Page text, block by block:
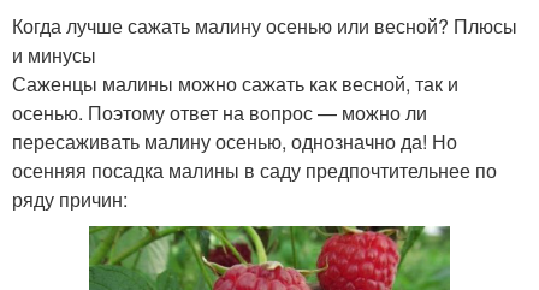
Когда лучше сажать малину осенью или весной? Плюсы
и минусы
Саженцы малины можно сажать как весной, так и
осенью. Поэтому ответ на вопрос — можно ли
пересаживать малину осенью, однозначно да! Но
осенняя посадка малины в саду предпочтительнее по
ряду причин: